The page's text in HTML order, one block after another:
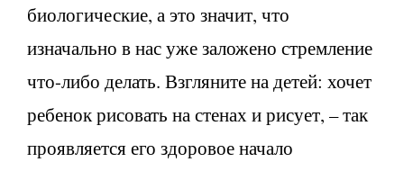
биологические, а это значит, что
изначально в нас уже заложено стремление
что-либо делать. Взгляните на детей: хочет
ребенок рисовать на стенах и рисует, – так
проявляется его здоровое начало